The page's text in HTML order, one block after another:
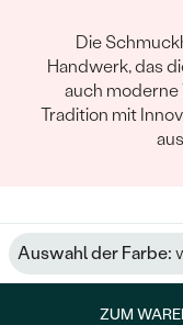
Die
Handwerk, das
auch moderne
Tradition mit
Auswahl der Farbe:
ZUM